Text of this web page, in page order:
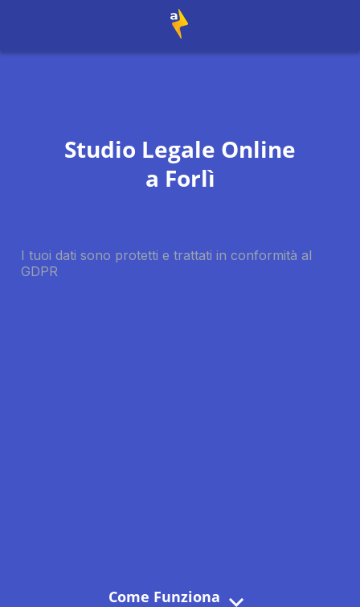
Studio Legale Online
a Forlì
Come Funziona